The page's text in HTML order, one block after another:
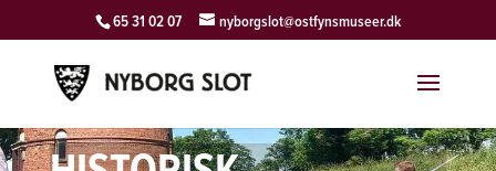
65 31 02 07 nyborgslot@ostfynsmuseer.dk